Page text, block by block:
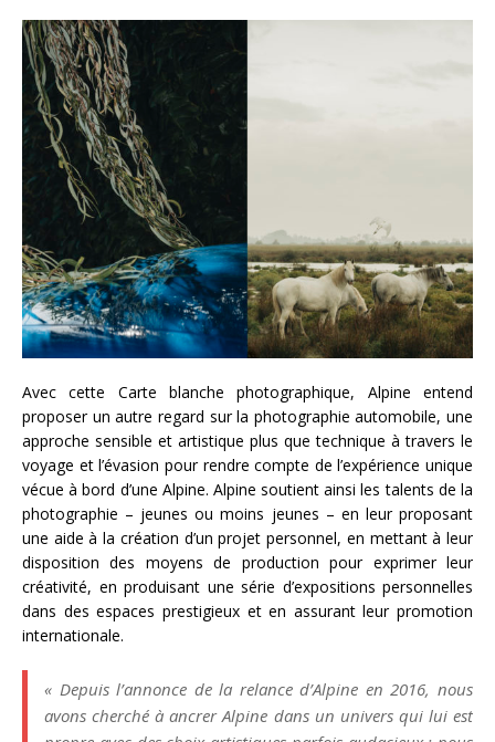
Avec cette Carte blanche photographique, Alpine entend
proposer un autre regard sur la photographie automobile, une
approche sensible et artistique plus que technique à travers le
voyage et l’évasion pour rendre compte de l’expérience unique
vécue à bord d’une Alpine. Alpine soutient ainsi les talents de la
photographie – jeunes ou moins jeunes – en leur proposant
une aide à la création d’un projet personnel, en mettant à leur
disposition des moyens de production pour exprimer leur
créativité, en produisant une série d’expositions personnelles
dans des espaces prestigieux et en assurant leur promotion
internationale.
« Depuis l’annonce de la relance d’Alpine en 2016, nous
avons cherché à ancrer Alpine dans un univers qui lui est